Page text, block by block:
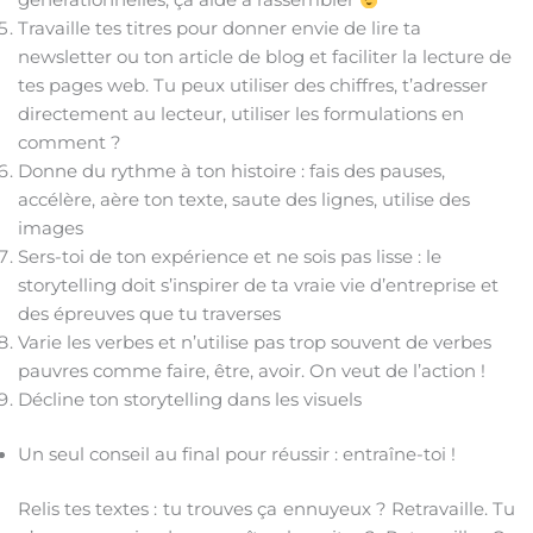
Travaille tes titres pour donner envie de lire ta
newsletter ou ton article de blog et faciliter la lecture de
tes pages web. Tu peux utiliser des chiffres, t’adresser
directement au lecteur, utiliser les formulations en
comment ?
Donne du rythme à ton histoire : fais des pauses,
accélère, aère ton texte, saute des lignes, utilise des
images
Sers-toi de ton expérience et ne sois pas lisse : le
storytelling doit s’inspirer de ta vraie vie d’entreprise et
des épreuves que tu traverses
Varie les verbes et n’utilise pas trop souvent de verbes
pauvres comme faire, être, avoir. On veut de l’action !
Décline ton storytelling dans les visuels
Un seul conseil au final pour réussir : entraîne-toi !
Relis tes textes : tu trouves ça ennuyeux ? Retravaille. Tu